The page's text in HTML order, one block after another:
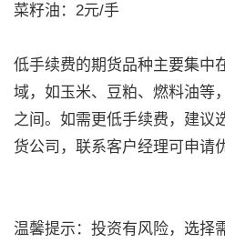
菜籽油：2元/手
低手续费的期货品种主要集中
域，如玉米、豆粕、燃料油等
之间。如需更低手续费，建议
货公司，联系客户经理可申请
温馨提示：投资有风险，选择